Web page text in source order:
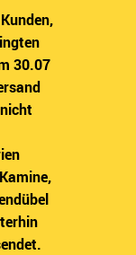
30.07